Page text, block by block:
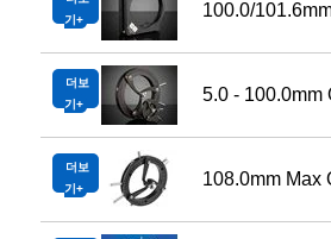
기
100.0/
더보
기
5.0 - 100.0mm
더보
기
108.0mm Max